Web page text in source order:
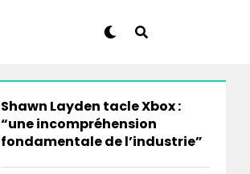
Shawn Layden tacle Xbox :
“une incompréhension
fondamentale de l’industrie”